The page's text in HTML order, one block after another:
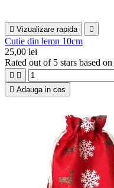
 Vizualizare rapida 
Cutie din lemn 10cm
25,00 lei
Rated out of 5 stars based on
 
 Adauga in cos